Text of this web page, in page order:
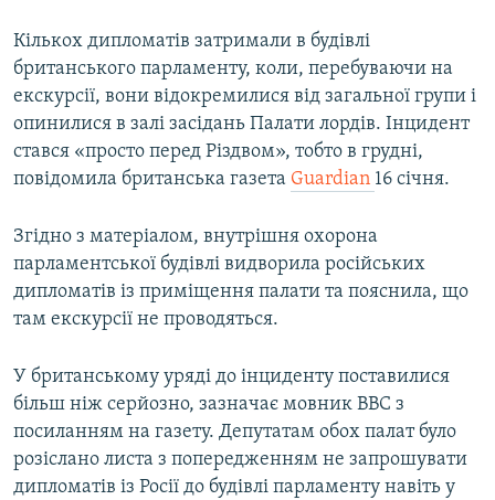
КТАТ
ДОЛУЧАЙСЯ!
Усі сайти RFE/RL
Кількох дипломатів затримали в будівлі
британського парламенту, коли, перебуваючи на
екскурсії, вони відокремилися від загальної групи і
опинилися в залі засідань Палати лордів. Інцидент
стався «просто перед Різдвом», тобто в грудні,
повідомила британська газета Guardian 16 січня.
Згідно з матеріалом, внутрішня охорона
парламентської будівлі видворила російських
дипломатів із приміщення палати та пояснила, що
там екскурсії не проводяться.
У британському уряді до інциденту поставилися
більш ніж серйозно, зазначає мовник BBC з
посиланням на газету. Депутатам обох палат було
розіслано листа з попередженням не запрошувати
дипломатів із Росії до будівлі парламенту навіть у